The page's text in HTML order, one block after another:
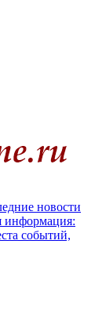
новости
информация:
событий,